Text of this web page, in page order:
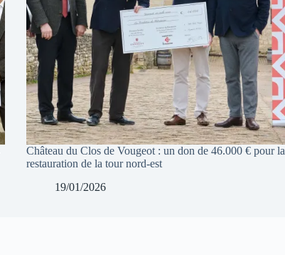
Château du Clos de Vougeot : un don de 46.000 € pour la
restauration de la tour nord-est
19/01/2026